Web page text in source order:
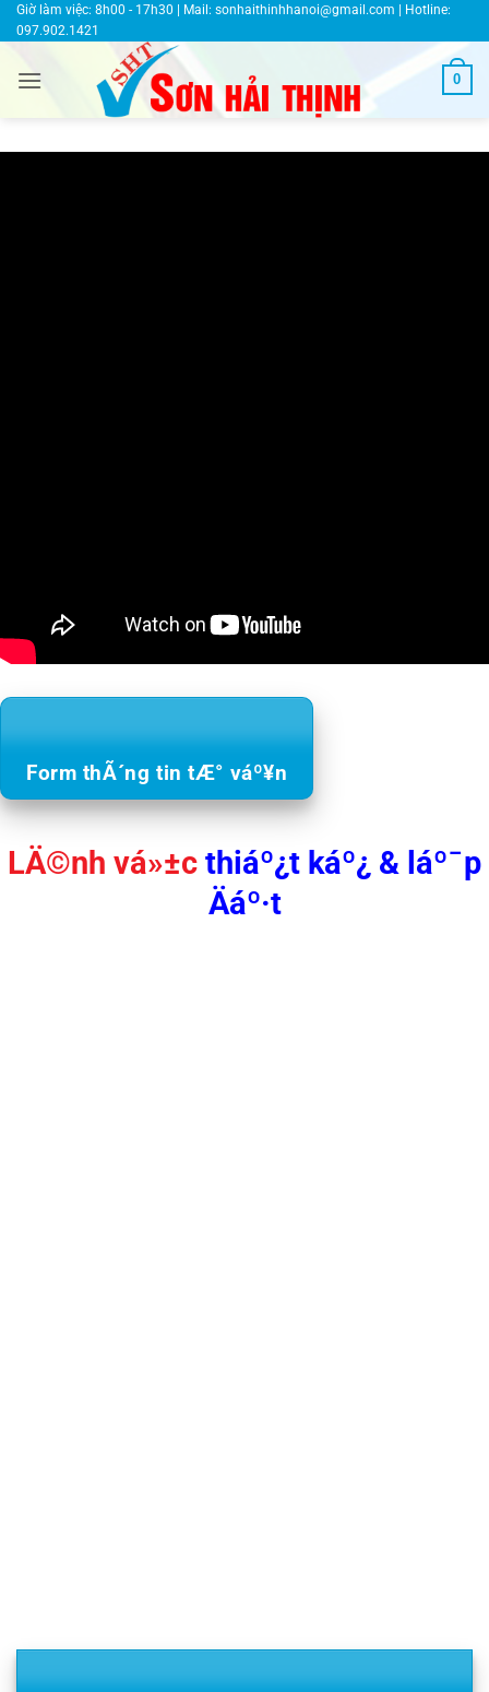
Bỏ
qua
dung
Giờ làm việc: 8h00 - 17h30 | Mail: sonhaithinhhanoi@gmail.com | Hotline:
097.902.1421
0
Form thÃ´ng tin tÆ° váº¥n
LÄ©nh vá»±c thiáº¿t káº¿ & láº¯p
Äáº·t